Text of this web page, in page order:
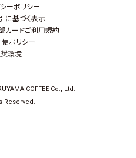
ーポリシー
に基づく表示
カードご利用規約
ポリシー
環境
COFFEE Co., Ltd.
Reserved.